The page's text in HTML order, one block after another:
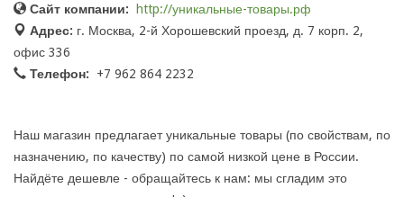
Сайт компании:
http://уникальные-товары.рф
Адрес: г. Москва, 2-й Хорошевский проезд, д. 7 корп. 2,
офис 336
Телефон:
+7 962 864 2232
Наш магазин предлагает уникальные товары (по свойствам, по
назначению, по качеству) по самой низкой цене в России.
Найдёте дешевле - обращайтесь к нам: мы сгладим это